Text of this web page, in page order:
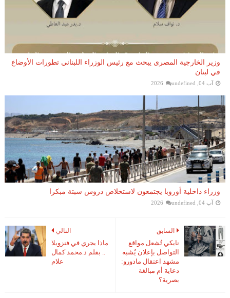
وزير الخارجية المصرى يبحث مع رئيس الوزراء اللبناني تطورات الأوضاع
في لبنان
آب 04, 2026 undefined
وزراء داخلية أوروبا يجتمعون لاستخلاص دروس سبتة مبكرا
آب 04, 2026 undefined
التالي
ماذا يجري في فنزويلا
.. بقلم د.محمد كمال
علام
السابق
نايكي تُشعل مواقع
التواصل بإعلان يُشبه
مشهد اعتقال مادورو:
دعاية أم مبالغة
بصرية؟